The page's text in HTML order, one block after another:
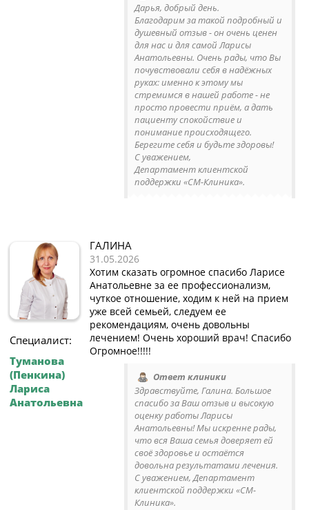
Дарья, добрый день.
Благодарим за такой подробный и
душевный отзыв - он очень ценен
для нас и для самой Ларисы
Анатольевны. Очень рады, что Вы
почувствовали себя в надёжных
руках: именно к этому мы
стремимся в нашей работе - не
просто провести приём, а дать
пациенту спокойствие и
понимание происходящего.
Берегите себя и будьте здоровы!
С уважением,
Департамент клиентской
поддержки «СМ-Клиника».
Специалист:
Туманова
(Пенкина)
Лариса
Анатольевна
ГАЛИНА
31.05.2026
Хотим сказать огромное спасибо Ларисе
Анатольевне за ее профессионализм,
чуткое отношение, ходим к ней на прием
уже всей семьей, следуем ее
рекомендациям, очень довольны
лечением! Очень хороший врач! Спасибо
Огромное!!!!!
Ответ клиники
Здравствуйте, Галина. Большое
спасибо за Ваш отзыв и высокую
оценку работы Ларисы
Анатольевны! Мы искренне рады,
что вся Ваша семья доверяет ей
своё здоровье и остаётся
довольна результатами лечения.
С уважением, Департамент
клиентской поддержки «СМ-
Клиника».